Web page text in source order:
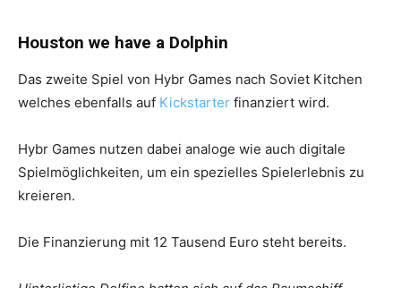
Houston we have a Dolphin
Das zweite Spiel von Hybr Games nach Soviet Kitchen
welches ebenfalls auf Kickstarter finanziert wird.
Hybr Games nutzen dabei analoge wie auch digitale
Spielmöglichkeiten, um ein spezielles Spielerlebnis zu
kreieren.
Die Finanzierung mit 12 Tausend Euro steht bereits.